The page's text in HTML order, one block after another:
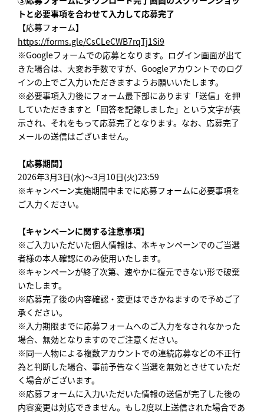
トと必要事項を合わせて入力して応募完了
【応募フォーム】
https://forms.gle/CsCLeCWB7rqTj1Si9
※Googleフォームでの応募となります。ログイン画面が出て
きた場合は、大変お手数ですが、Googleアカウントでのログ
インの上でご入力いただきますようお願いいたします。
※必要事項入力後にフォーム最下部にあります「送信」を押
していただきますと「回答を記録しました」という文字が表
示され、それをもって応募完了となります。なお、応募完了
メールの送信はございません。
【応募期間】
2026年3月3日(水)～3月10日(火)23:59
※キャンペーン実施期間中までに応募フォームに必要事項を
ご入力ください。
【キャンペーンに関する注意事項】
※ご入力いただいた個人情報は、本キャンペーンでのご当選
者様の本人確認にのみ使用いたします。
※キャンペーンが終了次第、速やかに復元できない形で破棄
いたします。
※応募完了後の内容確認・変更はできかねますので予めご了
承ください。
※入力期限までに応募フォームへのご入力をなされなかった
場合、無効となりますのでご注意ください。
※同一人物による複数アカウントでの連続応募などの不正行
為と判断した場合、事前予告なく当選を無効とさせていただ
く場合がございます。
※応募フォームに入力いただいた情報の送信が完了した後の
内容変更は対応できません。もし2度以上送信された場合であ